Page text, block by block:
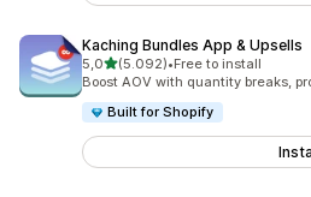
Kaching Bundles App & Upsells
5,0de 5 estrelas
(5.092)
5092 total de avaliações
•Free to install
Boost AOV with quantity breaks,
Built for Shopify